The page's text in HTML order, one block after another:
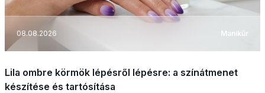
08.08.2026 Manikűr
Lila ombre körmök lépésről lépésre: a színátmenet
készítése és tartósítása